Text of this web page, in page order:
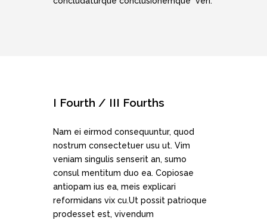
I Fourth / III Fourths
Nam ei eirmod consequuntur, quod
nostrum consectetuer usu ut. Vim
veniam singulis senserit an, sumo
consul mentitum duo ea. Copiosae
antiopam ius ea, meis explicari
reformidans vix cu.Ut possit patrioque
prodesset est, vivendum